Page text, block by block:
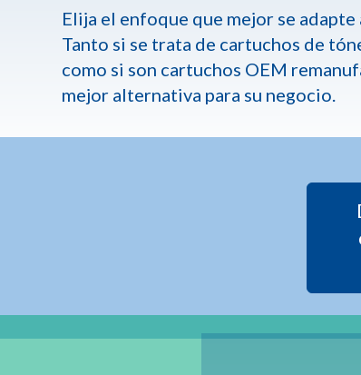
Elija el enfoque que mejor se
Tanto si se trata de cartuchos de
como si son cartuchos OEM
mejor alternativa para su negocio.